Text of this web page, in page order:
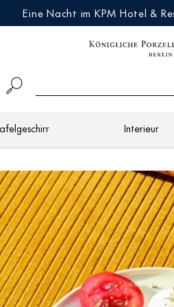
Eine Nacht im KPM Hotel &
Interieur